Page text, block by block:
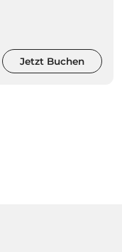
Jetzt Buchen